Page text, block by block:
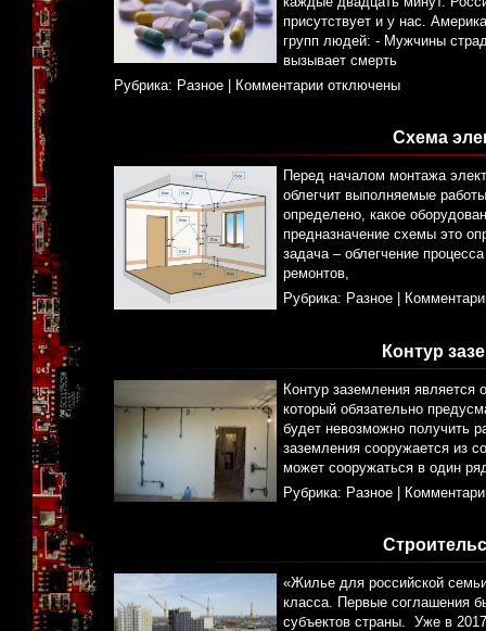
присутствует и у нас.
групп людей: - Мужчины
вызывает смерть
Рубрика: Разное Комментарии отключены
Схема
Перед началом монтажа
облегчит выполняемые
определено, какое
предназначение схемы это
задача – облегчение
ремонтов,
Рубрика: Разное
Контур
Контур заземления
который обязательно
будет невозможно получить
заземления сооружается из
может сооружаться в один
Рубрика: Разное
«Жилье для российской
класса. Первые соглашения
субъектов страны. Уже в